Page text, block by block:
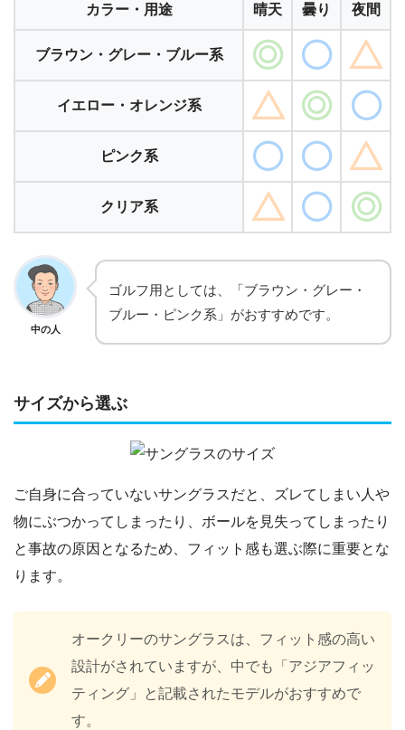
カラー・用途 晴天 曇り 夜間
ブラウン・グレー・ブルー系
イエロー・オレンジ系
ピンク系
クリア系
中の人
ゴルフ用としては、「ブラウン・グレー・
ブルー・ピンク系」がおすすめです。
サイズから選ぶ
ご自身に合っていないサングラスだと、ズレてしまい人や
物にぶつかってしまったり、ボールを見失ってしまったり
と事故の原因となるため、フィット感も選ぶ際に重要とな
ります。
オークリーのサングラスは、フィット感の高い
設計がされていますが、中でも「アジアフィッ
ティング」と記載されたモデルがおすすめで
す。